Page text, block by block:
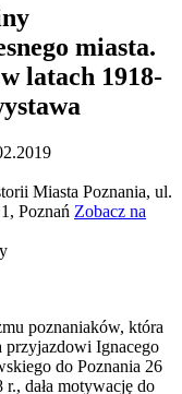
miasta.
latach 1918-
Miasta Poznania, ul.
Poznań Zobacz na
poznaniaków, która
przyjazdowi Ignacego
do Poznania 26
r., dała motywację do